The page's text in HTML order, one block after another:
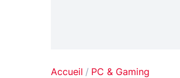
Accueil PC & Gaming